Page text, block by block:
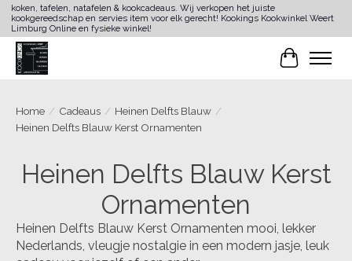
koken, tafelen, natafelen & kookcadeaus. Wij verkopen het juiste
kookgereedschap en servies item voor elk gerecht! Kookings Kookwinkel Weert
Limburg Online en fysieke winkel!
Home / Cadeaus / Heinen Delfts Blauw /
Heinen Delfts Blauw Kerst Ornamenten
Heinen Delfts Blauw Kerst
Ornamenten
Heinen Delfts Blauw Kerst Ornamenten mooi, lekker
Nederlands, vleugje nostalgie in een modern jasje, leuk